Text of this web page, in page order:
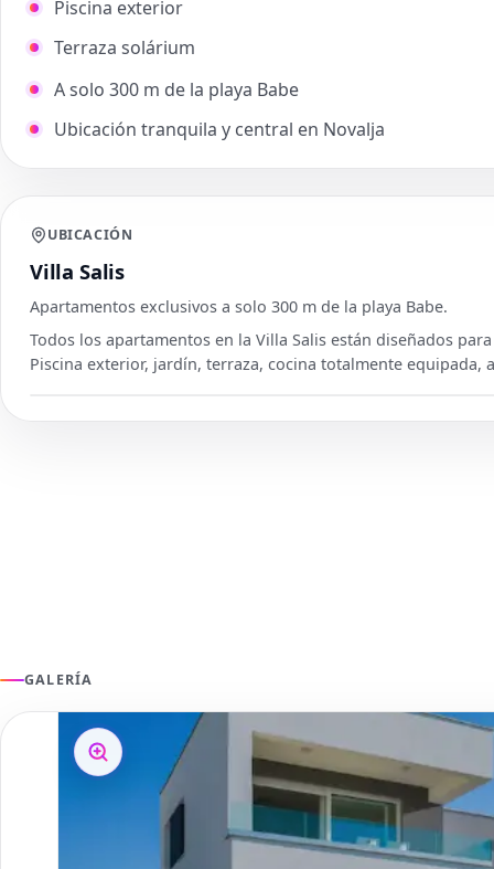
Piscina exterior
Terraza solárium
A solo 300 m de la playa Babe
Ubicación tranquila y central en Novalja
UBICACIÓN
Villa Salis
Apartamentos exclusivos a solo 300 m de la playa Babe.
Todos los apartamentos en la Villa Salis están diseñados
Piscina exterior, jardín, terraza, cocina totalmente equipada,
GALERÍA